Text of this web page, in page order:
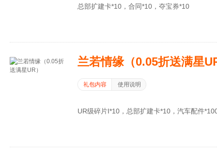
总部扩建卡*10，合同*10，夺宝券*10
兰若情缘（0.05折送满星
礼包内容 使用说明
UR级碎片I*10，总部扩建卡*10，汽车配件